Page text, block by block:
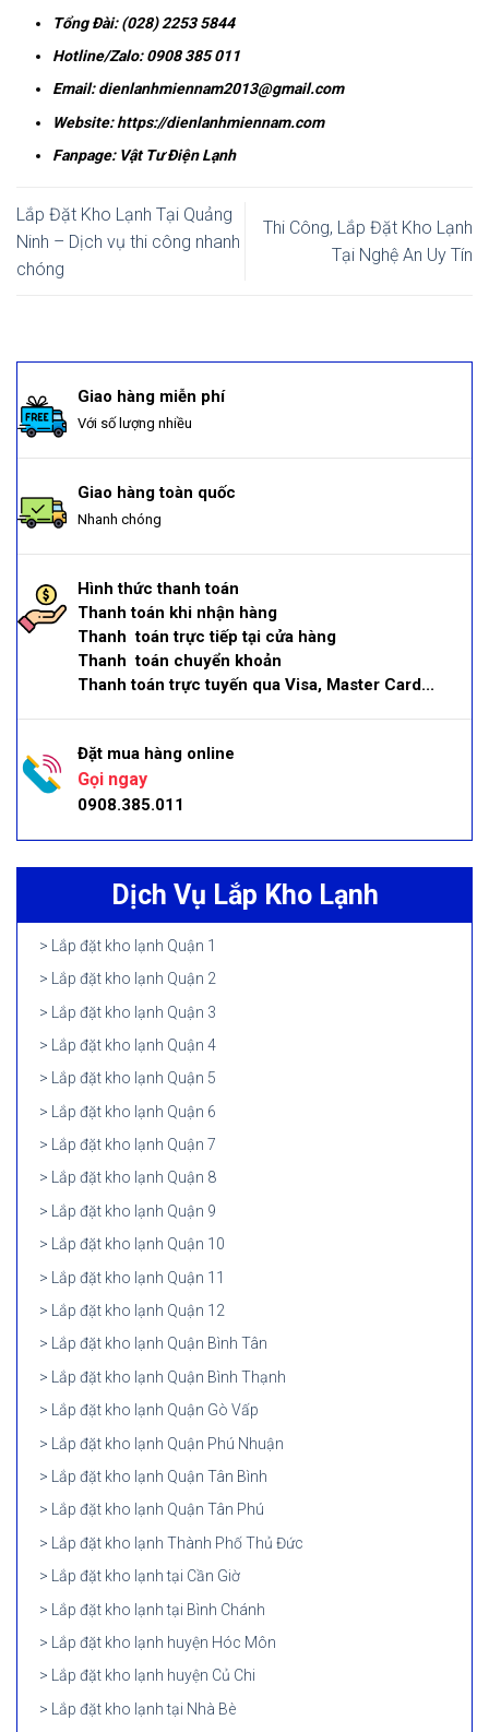
Tổng Đài: (028) 2253 5844
Hotline/Zalo:0908 385 011
Email:dienlanhmiennam2013@gmail.com
Website:https://dienlanhmiennam.com
Fanpage: Vật Tư Điện Lạnh
Lắp Đặt Kho Lạnh Tại Quảng
Ninh – Dịch vụ thi công nhanh
chóng
Thi Công, Lắp Đặt Kho Lạnh
Tại Nghệ An Uy Tín
Giao hàng miễn phí
Với số lượng nhiều
Giao hàng toàn quốc
Nhanh chóng
Hình thức thanh toán
Thanh toán khi nhận hàng
Thanh toán trực tiếp tại cửa hàng
Thanh toán chuyển khoản
Thanh toán trực tuyến qua Visa, Master Card...
Đặt mua hàng online
Gọi ngay
0908.385.011
Dịch Vụ Lắp Kho Lạnh
Lắp đặt kho lạnh Quận 1
Lắp đặt kho lạnh Quận 2
Lắp đặt kho lạnh Quận 3
Lắp đặt kho lạnh Quận 4
Lắp đặt kho lạnh Quận 5
Lắp đặt kho lạnh Quận 6
Lắp đặt kho lạnh Quận 7
Lắp đặt kho lạnh Quận 8
Lắp đặt kho lạnh Quận 9
Lắp đặt kho lạnh Quận 10
Lắp đặt kho lạnh Quận 11
Lắp đặt kho lạnh Quận 12
Lắp đặt kho lạnh Quận Bình Tân
Lắp đặt kho lạnh Quận Bình Thạnh
Lắp đặt kho lạnh Quận Gò Vấp
Lắp đặt kho lạnh Quận Phú Nhuận
Lắp đặt kho lạnh Quận Tân Bình
Lắp đặt kho lạnh Quận Tân Phú
Lắp đặt kho lạnh Thành Phố Thủ Đức
Lắp đặt kho lạnh tại Cần Giờ
Lắp đặt kho lạnh tại Bình Chánh
Lắp đặt kho lạnh huyện Hóc Môn
Lắp đặt kho lạnh huyện Củ Chi
Lắp đặt kho lạnh tại Nhà Bè